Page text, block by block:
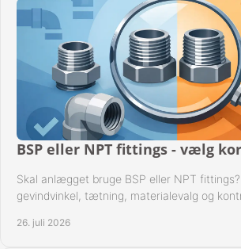
BSP eller NPT fittings - vælg
Skal anlægget bruge BSP eller NPT
gevindvinkel, tætning, materialevalg og
26. juli 2026